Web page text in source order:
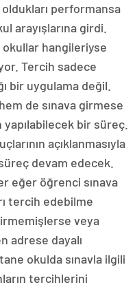
performansa
arayışlarına girdi.
hangileriyse
Tercih sadece
bir uygulama değil.
de sınava girmese
bir süreç.
açıklanmasıyla
devam edecek.
eğer öğrenci sınava
tercih edebilme
veya
adrese dayalı
okulda sınavla ilgili
tercihlerini